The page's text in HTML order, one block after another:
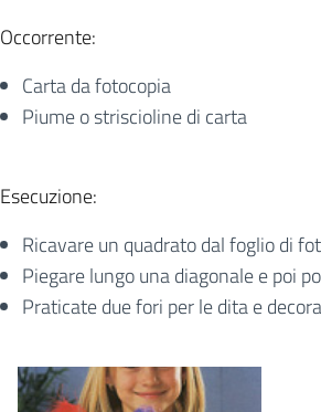
Occorrente:
Carta da fotocopia
Piume o striscioline di carta
Esecuzione:
Ricavare un quadrato dal foglio di
Piegare lungo una diagonale e poi
Praticate due fori per le dita e